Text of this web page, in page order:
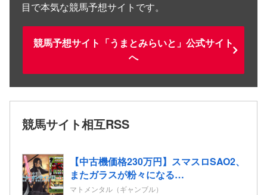
目で本気な競馬予想サイトです。
競馬予想サイト「うまとみらいと」公式サイト
へ
競馬サイト相互RSS
【中古機価格230万円】スマスロSAO2、
またガラスが粉々になる…
マトメンタル（ギャンブル）